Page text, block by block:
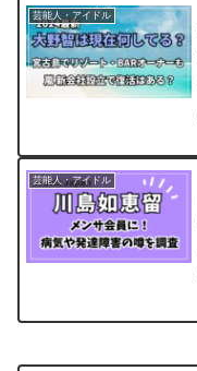
芸能人・アイドル
芸能人・アイドル